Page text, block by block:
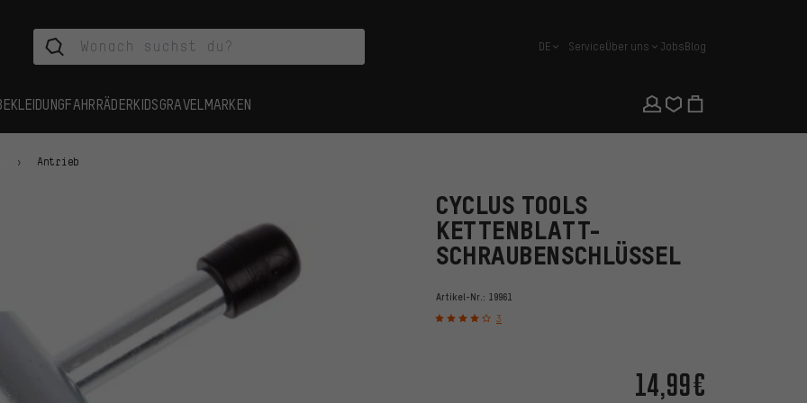
Deutsch
DE ServiceÜber uns JobsBlog
FAHRRÄDERKIDSGRAVEL MARKEN
Antrieb
CYCLUS TOOLS
KETTENBLATT-
SCHRAUBENSCHLÜSSEL
Artikel-Nr.: 19961
3
14,99€